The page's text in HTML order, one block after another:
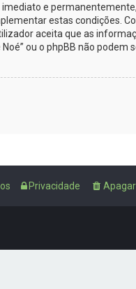
imediato e
estas condições.
aceita que as
ou o phpBB não podem
Privacidade